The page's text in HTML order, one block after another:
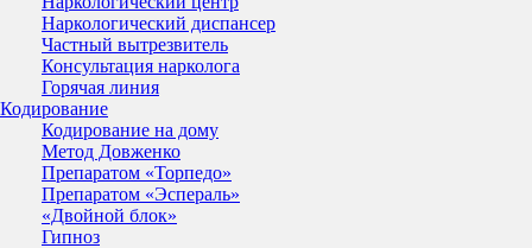
Наркологический диспансер
Частный вытрезвитель
Консультация нарколога
Горячая линия
Кодирование
Кодирование на дому
Метод Довженко
Препаратом «Торпедо»
Препаратом «Эспераль»
«Двойной блок»
Гипноз